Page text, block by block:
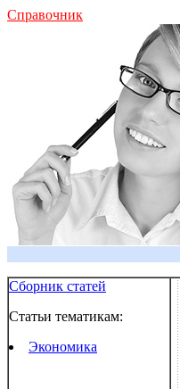
Справочник
Сборник статей
Статьи тематикам:
Экономика